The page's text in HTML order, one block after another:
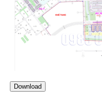
Download